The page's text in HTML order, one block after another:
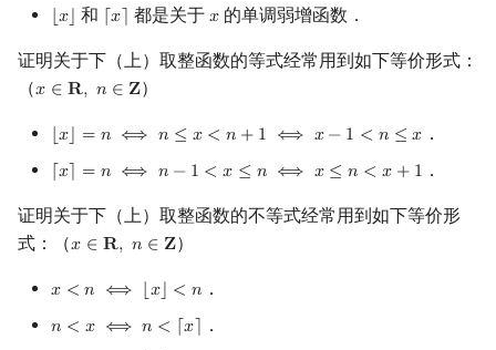
⌊𝑥⌋
⌊x⌋ 和 ⌈𝑥⌉
x⌉ 都是关于 𝑥
x的单调弱增函数．
证明关于下（上）取整函数的等式经常用到如下等价形式：
（𝑥 ∈ 𝐑, 𝑛 ∈ 𝐙
x∈R, n ∈Z ）
⌊𝑥⌋ = 𝑛 ⟺ 𝑛 ≤ 𝑥 < 𝑛 + 1 ⟺ 𝑥− 1 < 𝑛 ≤ 𝑥
⌊x⌋ n⟺n≤x <n +1⟺x −1 <n ≤ ．
⌈𝑥⌉ = 𝑛 ⟺ 𝑛 − 1 < 𝑥 ≤ 𝑛 ⟺ 𝑥 ≤ 𝑛 < 𝑥 + 1
x⌉ n⟺n−1 x≤n⟺ x≤ n< x+ ．
证明关于下（上）取整函数的不等式经常用到如下等价形
式：（𝑥 ∈ 𝐑, 𝑛 ∈ 𝐙
x∈R, n ∈Z ）
𝑥 < 𝑛 ⟺ ⌊𝑥⌋ < 𝑛
x<n ⟺⌊x⌋ n ．
𝑛 < 𝑥 ⟺ 𝑛 < ⌈𝑥⌉
n <x ⟺n<⌈ x⌉ ．